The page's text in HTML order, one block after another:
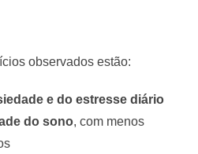
observados estão:
e do estresse diário
do sono, com menos